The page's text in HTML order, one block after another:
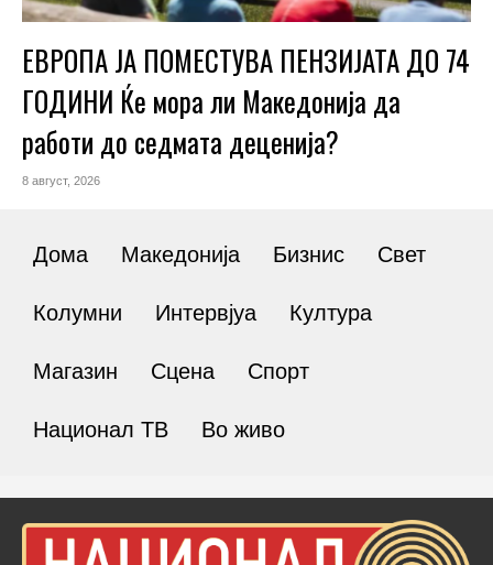
ЕВРОПА ЈА ПОМЕСТУВА ПЕНЗИЈАТА ДО 74
ГОДИНИ Ќе мора ли Македонија да
работи до седмата деценија?
8 август, 2026
Дома Македонија Бизнис Свет
Колумни Интервјуа Култура
Магазин Сцена Спорт
Национал ТВ Во живо